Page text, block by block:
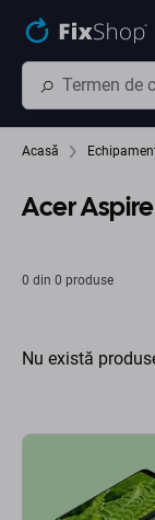
Acasă
Acer
0 din 0 produse
Nu există